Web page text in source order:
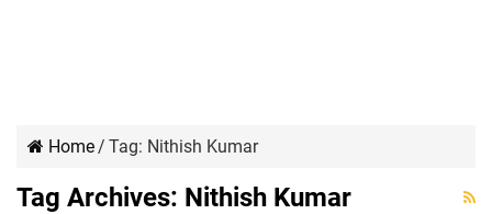
Home/ Tag: Nithish Kumar
Tag Archives: Nithish Kumar